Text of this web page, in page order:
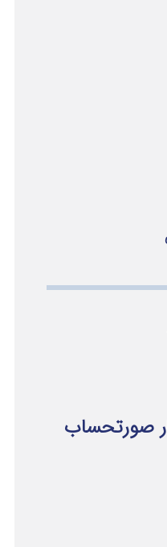
صورتحساب